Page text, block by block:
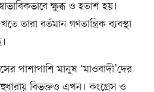
ক্ষুব্ধ ও হতাশ হয়।
তারা বর্তমান গণতান্ত্রিক ব্যবস্থা
পাশাপাশি মানুষ ‘মাওবাদী’দের
বিভক্তও এখন। কংগ্রেস ও